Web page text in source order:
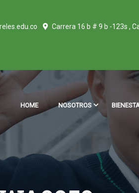
Carrera 16 b # 9 b -123s ,
HOME NOSOTROS